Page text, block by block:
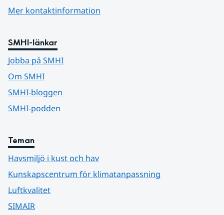
Mer kontaktinformation
SMHI-länkar
Jobba på SMHI
Om SMHI
SMHI-bloggen
SMHI-podden
Teman
Havsmiljö i kust och hav
Kunskapscentrum för klimatanpassning
Luftkvalitet
SIMAIR